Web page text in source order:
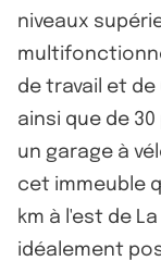
niveaux
de travail et de
ainsi que de
un garage à
cet immeuble
km à l'est de
idéalement